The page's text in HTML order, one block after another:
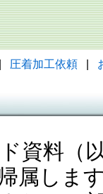
圧着加工依頼
資料（
属しま